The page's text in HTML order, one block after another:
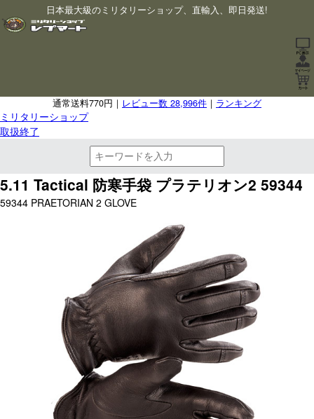
日本最大級のミリタリーショップ、直輸入、即日発送!
通常送料770円｜ レビュー数 28,996件 ｜ ランキング
ミリタリーショップ
取扱終了
5.11 Tactical 防寒手袋 プラテリオン2 59344
59344 PRAETORIAN 2 GLOVE